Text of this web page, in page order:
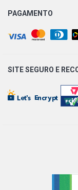
PAGAMENTO
SITE SEGURO E